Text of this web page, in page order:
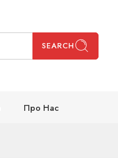
SEARCH
Про Нас